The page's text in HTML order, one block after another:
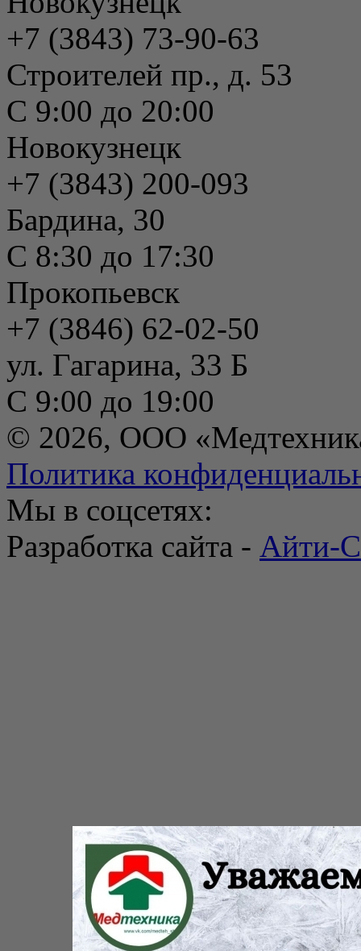
+7 (3843) 73-90-63
Строителей пр., д. 53
С 9:00 до 20:00
Новокузнецк
+7 (3843) 200-093
Бардина, 30
С 8:30 до 17:30
Прокопьевск
+7 (3846) 62-02-50
ул. Гагарина, 33 Б
С 9:00 до 19:00
© 2026, ООО
Политика
Мы в соцсетях:
Разработка сайта - Айти-